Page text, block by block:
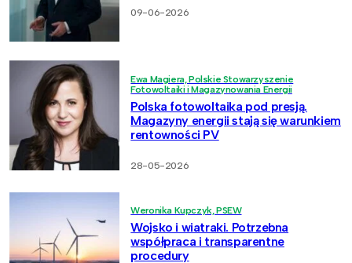
09-06-2026
Ewa Magiera, Polskie Stowarzyszenie
Fotowoltaiki i Magazynowania Energii
Polska fotowoltaika pod presją.
Magazyny energii stają się warunkiem
rentowności PV
28-05-2026
Weronika Kupczyk, PSEW
Wojsko i wiatraki. Potrzebna
współpraca i transparentne
procedury